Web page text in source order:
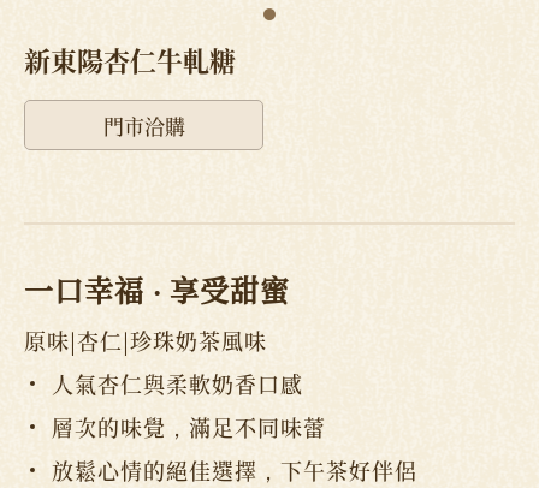
新東陽杏仁牛軋糖
門市洽購
一口幸福 ‧ 享受甜蜜
原味|杏仁|珍珠奶茶風味
人氣杏仁與柔軟奶香口感
層次的味覺，滿足不同味蕾
放鬆心情的絕佳選擇，下午茶好伴侶